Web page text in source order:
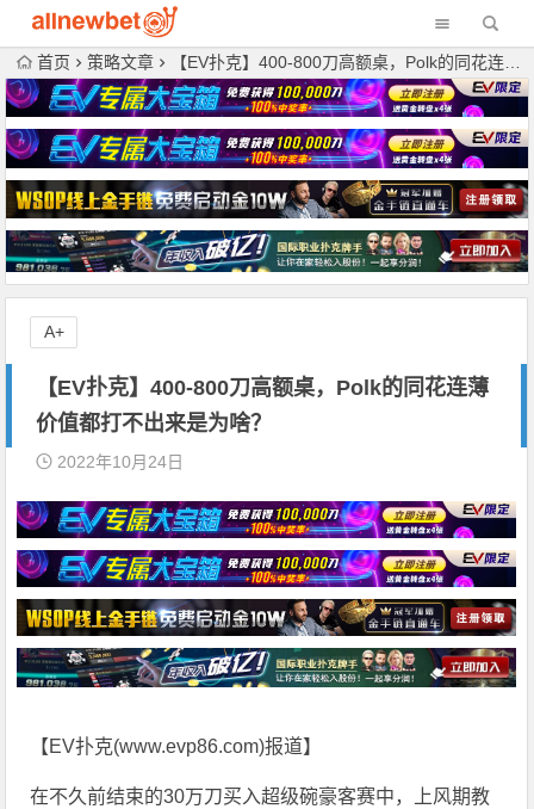
首页 策略文章 【EV扑克】400-800刀高额桌，Polk的同花连薄价值都打不出来是为啥？
【EV扑克】400-800刀高额桌，Polk的同花连薄
价值都打不出来是为啥？
2022年10月24日
【EV扑克(www.evp86.com)报道】
在不久前结束的30万刀买入超级碗豪客赛中，上风期教
A+